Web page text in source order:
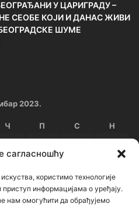
сагласношћу
користимо технологије
информацијама о уређају.
нам омогућити да обрађујемо
У ЦАРИГРАДУ –
СЕОБЕ КОЈИ И ДАНАС ЖИВИ
ШУМЕ
2023.
Ч П С Н
14 15 17